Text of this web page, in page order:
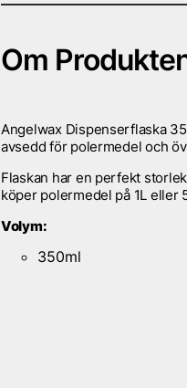
Om
Angelwax Dispenserflaska
avsedd för polermedel och
Flaskan har en perfekt
köper polermedel på 1L eller
Volym:
350ml